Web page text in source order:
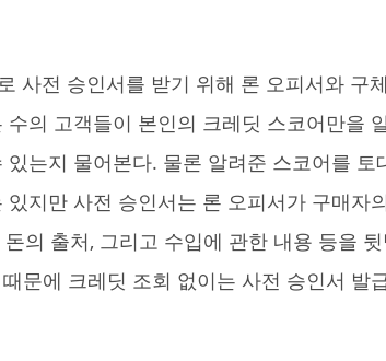
의 고객들이 본인의 크레딧 스코어만을
는지 물어본다. 물론 알려준 스코어를 토
지만 사전 승인서는 론 오피서가 구매자
의 출처, 그리고 수입에 관한 내용 등을
문에 크레딧 조회 없이는 사전 승인서 발